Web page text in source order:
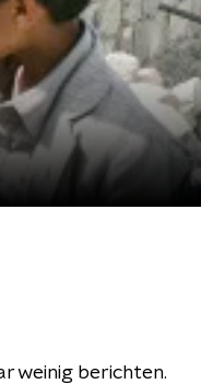
weinig berichten.